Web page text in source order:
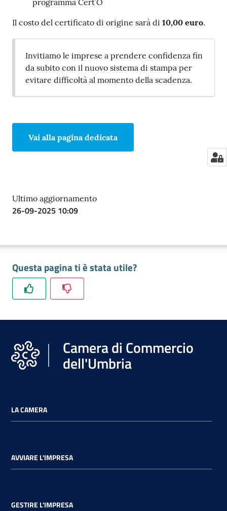
programma Cert’O
Il costo del certificato di origine sarà di 10,00 euro.
Invitiamo le imprese a prendere confidenza fin
da subito con il nuovo sistema di stampa per
evitare difficoltà al momento della scadenza.
Vai alla pagina dedicata
Ultimo aggiornamento
26-09-2025 10:09
Questa pagina ti è stata utile?
Camera di Commercio
dell'Umbria
LA CAMERA
AVVIARE L'IMPRESA
GESTIRE L'IMPRESA